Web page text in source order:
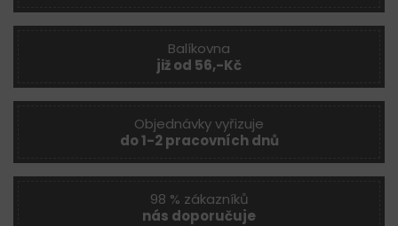
Balíkovna
již od 56,-Kč
Objednávky vyřizuje
do 1-2 pracovních dnů
98 % zákazníků
nás doporučuje